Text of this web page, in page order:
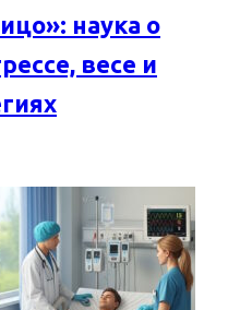
наука о
весе и